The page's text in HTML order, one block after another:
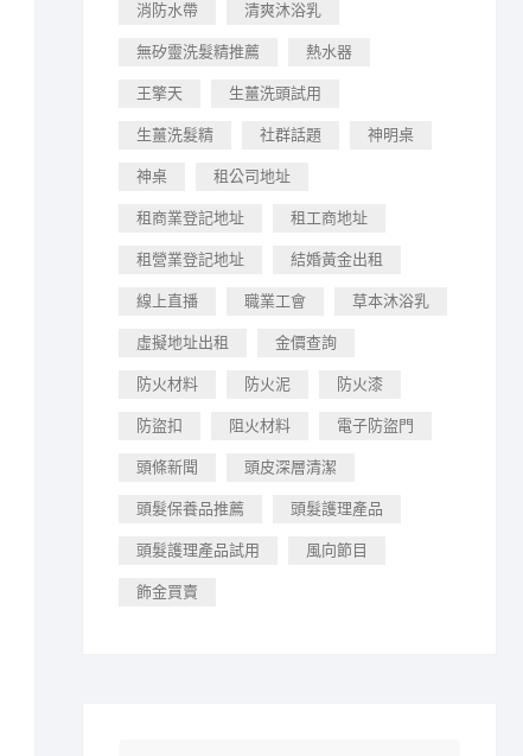
消防水帶 清爽沐浴乳
無矽靈洗髮精推薦 熱水器
王擎天 生薑洗頭試用
生薑洗髮精 社群話題 神明桌
神桌 租公司地址
租商業登記地址 租工商地址
租營業登記地址 結婚黃金出租
線上直播 職業工會 草本沐浴乳
虛擬地址出租 金價查詢
防火材料 防火泥 防火漆
防盜扣 阻火材料 電子防盜門
頭條新聞 頭皮深層清潔
頭髮保養品推薦 頭髮護理產品
頭髮護理產品試用 風向節目
飾金買賣